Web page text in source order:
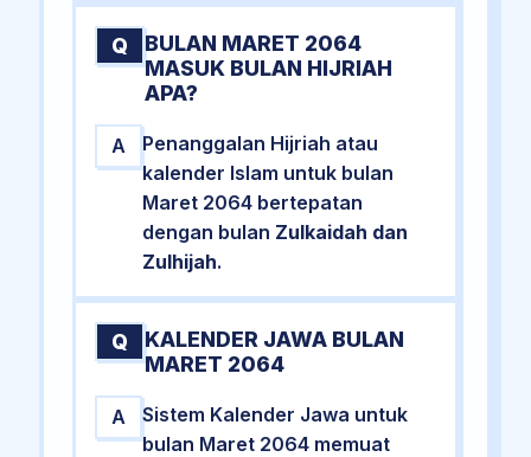
Q
BULAN MARET 2064
MASUK BULAN HIJRIAH
APA?
A
Penanggalan Hijriah atau
kalender Islam untuk bulan
Maret 2064 bertepatan
dengan bulan Zulkaidah dan
Zulhijah.
Q
KALENDER JAWA BULAN
MARET 2064
A
Sistem Kalender Jawa untuk
bulan Maret 2064 memuat